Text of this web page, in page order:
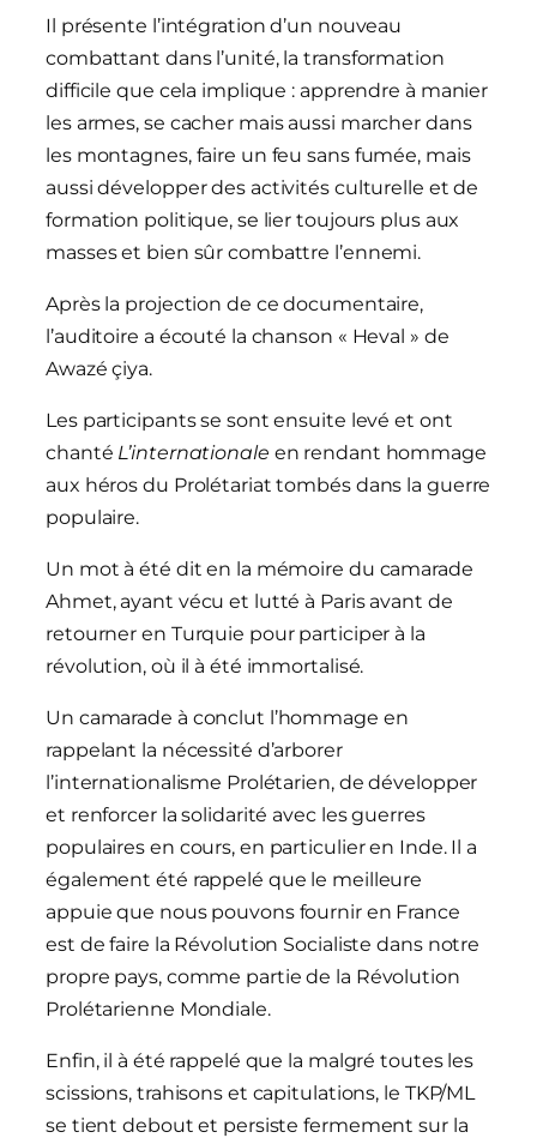
Il présente l’intégration d’un nouveau
combattant dans l’unité, la transformation
difficile que cela implique : apprendre à manier
les armes, se cacher mais aussi marcher dans
les montagnes, faire un feu sans fumée, mais
aussi développer des activités culturelle et de
formation politique, se lier toujours plus aux
masses et bien sûr combattre l’ennemi.
Après la projection de ce documentaire,
l’auditoire a écouté la chanson « Heval » de
Awazé çiya.
Les participants se sont ensuite levé et ont
chanté L’internationale en rendant hommage
aux héros du Prolétariat tombés dans la guerre
populaire.
Un mot à été dit en la mémoire du camarade
Ahmet, ayant vécu et lutté à Paris avant de
retourner en Turquie pour participer à la
révolution, où il à été immortalisé.
Un camarade à conclut l’hommage en
rappelant la nécessité d’arborer
l’internationalisme Prolétarien, de développer
et renforcer la solidarité avec les guerres
populaires en cours, en particulier en Inde. Il a
également été rappelé que le meilleure
appuie que nous pouvons fournir en France
est de faire la Révolution Socialiste dans notre
propre pays, comme partie de la Révolution
Prolétarienne Mondiale.
Enfin, il à été rappelé que la malgré toutes les
scissions, trahisons et capitulations, le TKP/ML
se tient debout et persiste fermement sur la